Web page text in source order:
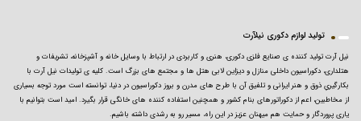
تولید لوازم دکوری نیلآرت
نیل آرت تولید کننده ی صنایع فلزی دکوری، هنری و کاربردی در ارتباط با وسایل خانه و آشپزخانه، تشریفات و
هتلداری، دکوراسیون داخلی منازل و دیزاین لابی هتل ها و مجتمع های بزرگ است. کلیه ی تولیدات نیل آرت با
بکارگیریِ ذوق و هنر ایرانی و تلفیق آن با طرح های مدرن و بروز دکوراسیون در دنیا، توانسته است مورد توجه بسیاری
از مخاطبین، اعم از دکوراتورهای بنام کشور و همچنین استفاده کننده های خانگی قرار بگیرد. امید است بتوانیم با
یاری پروردگار و حمایت هم میهنان عزیز در این راه، مسیر رو به رشدی داشته باشیم.